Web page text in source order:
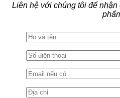
Liên hệ với chúng tôi để